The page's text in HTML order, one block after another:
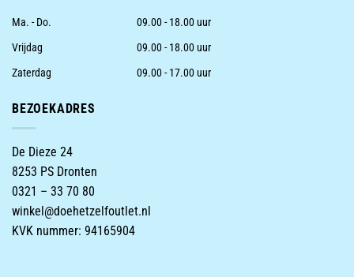
Ma. - Do.
09.00 - 18.00 uur
Vrijdag
09.00 - 18.00 uur
Zaterdag
09.00 - 17.00 uur
BEZOEKADRES
De Dieze 24
8253 PS Dronten
0321 – 33 70 80
winkel@doehetzelfoutlet.nl
KVK nummer: 94165904